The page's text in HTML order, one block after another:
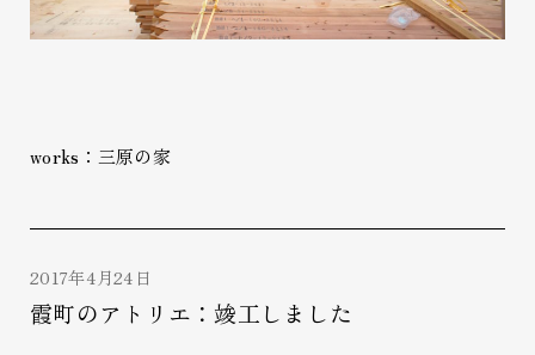
works：三原の家
2017年4月24日
霞町のアトリエ：竣工しました